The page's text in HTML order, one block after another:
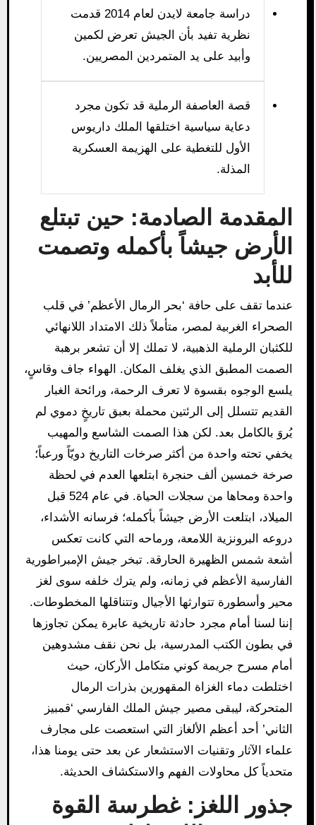
دراسة جامعة لايدن لعام 2014 قدمت
نظرية تفيد بأن الجيش تعرض لكمين
وأبيد على يد المتمردين المصريين.
قصة العاصفة الرملية قد تكون مجرد
دعاية سياسية اختلقها الملك داريوس
الأول للتغطية على الهزيمة العسكرية
المذلة.
المقدمة الصادمة: حين تبتلع
الأرض جيشاً بأكمله وتصمت
للأبد
عندما تقف على حافة ‘بحر الرمال الأعظم’ في قلب
الصحراء الغربية لمصر، متأملاً ذلك الامتداد اللانهائي
للكثبان الرملية الذهبية، لا تملك إلا أن تشعر برهبة
الصمت المطبق الذي يغلف المكان. الهواء جاف وقاسٍ،
يلسع الوجوه بقسوة لا تعرف الرحمة، ورائحة الغبار
القديم تتسلل إلى الرئتين محملة بعبق تاريخٍ دموي لم
يُروَ بالكامل بعد. لكن هذا الصمت الشاسع والمهيب
يخفي تحته واحدة من أكثر صرخات التاريخ دويّاً ورعباً؛
صرخة خمسين ألف حنجرة ابتلعها العدم في لحظة
واحدة ومحاها من سجلات الحياة. في عام 524 قبل
الميلاد، ابتلعت الأرض جيشاً بأكمله؛ فرسانه الأشداء،
دروعه البرونزية اللامعة، ورماحه التي كانت تعكس
أشعة شمس الظهيرة الحارقة. تبخر جيش الإمبراطورية
الفارسية الأعظم في زمانه، ولم يترك خلفه سوى لغز
محير وأسطورة تتوارثها الأجيال وتتناقلها المخطوطات.
إننا لسنا أمام مجرد حادثة تاريخية عابرة يمكن تجاوزها
في بطون الكتب المدرسية، بل نحن نقف مشدوهين
أمام مسرح جريمة كوني متكامل الأركان، حيث
اختلطت دماء الغزاة المقهورين بذرات الرمال
المتحركة، ليبقى مصير جيش الملك الفارسي ‘قمبيز
الثاني’ أحد أعظم الألغاز التي استعصت على مجارف
علماء الآثار وتقنيات الاستشعار عن بعد حتى يومنا هذا،
متحدياً كل محاولات الفهم والاستكشاف الحديثة.
جذور اللغز: غطرسة القوة